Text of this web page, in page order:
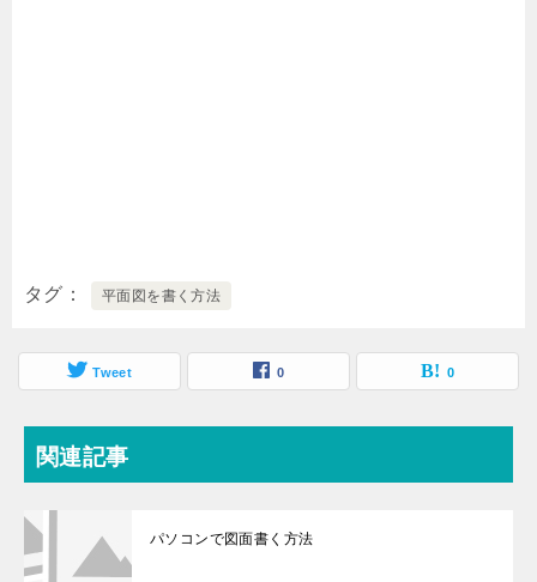
タグ 平面図を書く方法
Tweet 0 0
関連記事
パソコンで図面書く方法